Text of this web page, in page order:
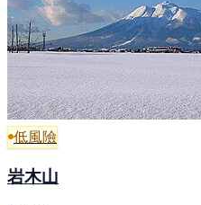
低風險
岩木山